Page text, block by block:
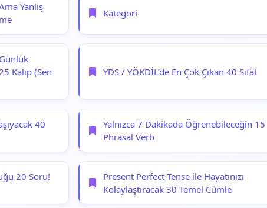
Yanlış
Kategori
Kalıp (Sen
YDS / YÖKDİL’de En Çok Çıkan 40 Sıfat
40
Yalnızca 7 Dakikada Öğrenebileceğin 15
Phrasal Verb
20 Soru!
Present Perfect Tense ile Hayatınızı
Kolaylaştıracak 30 Temel Cümle